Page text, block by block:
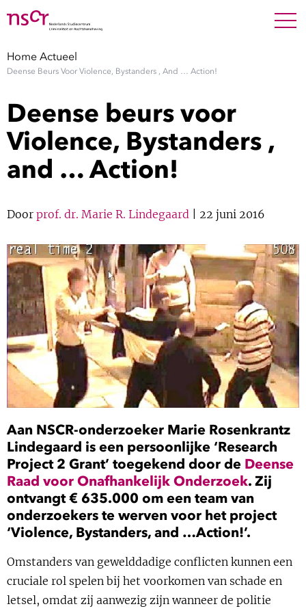
Medewerkers
Factsheets
Over NSCR
Contact
Uitgelicht Show
Cursus Show
BLOG
Podcast
Home Actueel
Deense Beurs Voor Violence, Bystanders , And … Action!
Deense beurs voor
Violence, Bystanders ,
and … Action!
Door prof. dr. Marie R. Lindegaard | 22 juni 2016
Aan NSCR-onderzoeker Marie Rosenkrantz
Lindegaard is een persoonlijke ‘Research
Project 2 Grant’ toegekend door de Deense
Raad voor Onafhankelijk Onderzoek. Zij
ontvangt € 635.000 om een team van
onderzoekers te werven voor het project
‘Violence, Bystanders, and …Action!’.
Omstanders van gewelddadige conflicten kunnen een
cruciale rol spelen bij het voorkomen van schade en
letsel, omdat zij aanwezig zijn wanneer de politie